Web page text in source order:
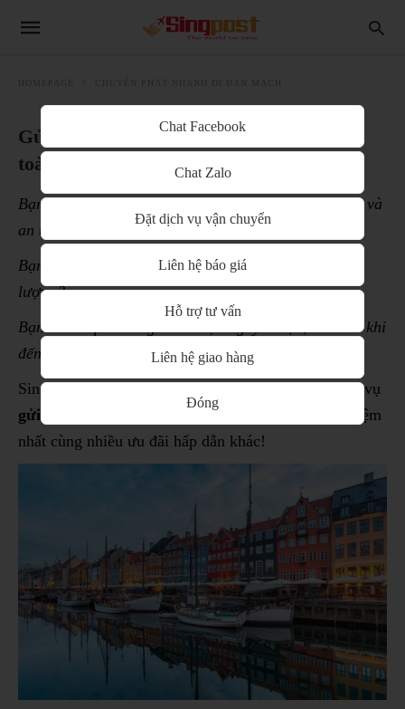
Gửi quần áo đi Đan Mạch dễ dàng và an
toàn
Bạn muốn gửi quần áo đi Đan Mạch nhanh dễ dàng và
an toàn?
Bạn chưa tìm được đơn vị vận chuyển uy tín, chất
lượng?
Bạn muốn quần áo gửi đi được nguyên vẹn, an toàn khi
đến tay người nhận?
Singpost Logistics xin gửi đến quý khách hàng dịch vụ
gửi quần áo đi Đan Mạch
với mức cước phí tiết kiệm
nhất cùng nhiều ưu đãi hấp dẫn khác!
Chat Facebook
Chat Zalo
Đặt dịch vụ vận chuyển
Liên hệ báo giá
Hỗ trợ tư vấn
Liên hệ giao hàng
Đóng